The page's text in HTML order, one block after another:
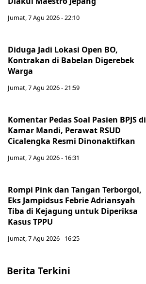
Jumat, 7 Agu 2026 - 22:10
Diduga Jadi Lokasi Open BO,
Kontrakan di Babelan Digerebek
Warga
Jumat, 7 Agu 2026 - 21:59
Komentar Pedas Soal Pasien BPJS di
Kamar Mandi, Perawat RSUD
Cicalengka Resmi Dinonaktifkan
Jumat, 7 Agu 2026 - 16:31
Rompi Pink dan Tangan Terborgol,
Eks Jampidsus Febrie Adriansyah
Tiba di Kejagung untuk Diperiksa
Kasus TPPU
Jumat, 7 Agu 2026 - 16:25
Berita Terkini